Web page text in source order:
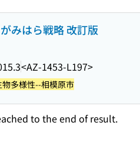
みはら戦略 改訂版
<AZ-1453-L197>
物多様性--相模原市
to the end of result.